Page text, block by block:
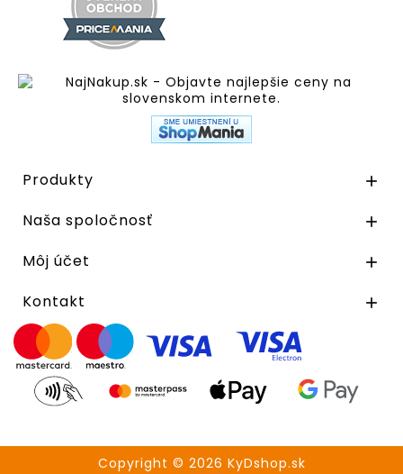
Produkty 
Naša spoločnosť 
Môj účet 
Kontakt 
Copyright © 2026 KyDshop.sk